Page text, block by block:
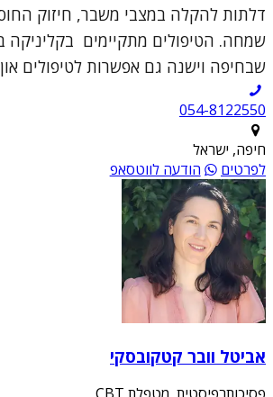
דלתות להקלה במצבי משבר, חיזוק
שמחה. הטיפולים מתקיימים בקליניקה
שבחיפה וישנה גם אפשרות לטיפולים און
054-8122550
חיפה, ישראל
לפרטים
הודעה לווטסאפ
אביטל וובר קטקובסקי